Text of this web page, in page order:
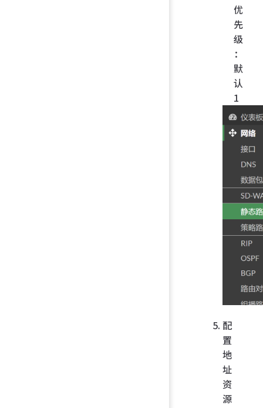
优
先
级
：
默
认
1
配
置
地
址
资
源